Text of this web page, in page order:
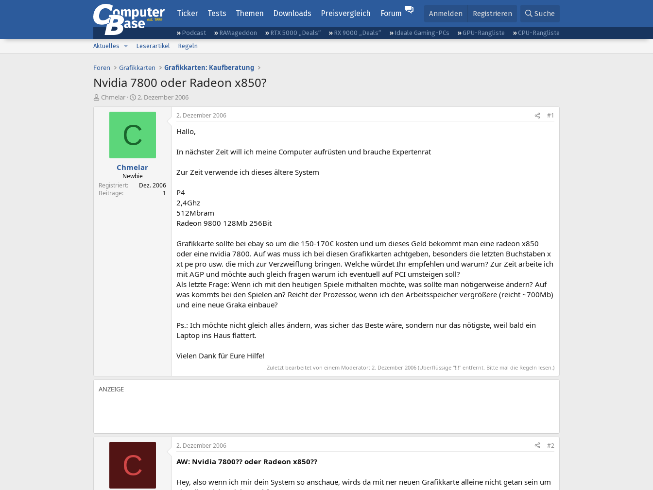
Ticker Tests Themen Downloads Preisvergleich Forum Anmelden Registrieren Suche
Podcast RAMageddon RTX 5000 „Deals“ RX 9000 „Deals“ Ideale Gaming-PCs GPU-Rangliste
CPU-Rangliste
Aktuelles
Leserartikel Regeln
Foren Grafikkarten Grafikkarten: Kaufberatung
Nvidia 7800 oder Radeon x850?
E
Chmelar
E
s
e
l
t
a
m
2. Dezember 2006
C
Chmelar
Newbie
Registriert
Dez. 2006
Beiträge
1
2. Dezember 2006 #1
Hallo,
In nächster Zeit will ich meine Computer aufrüsten und brauche Expertenrat
Zur Zeit verwende ich dieses ältere System
P4
2,4Ghz
512Mbram
Radeon 9800 128Mb 256Bit
Grafikkarte sollte bei ebay so um die 150-170€ kosten und um dieses Geld bekommt man eine radeon x850
oder eine nvidia 7800. Auf was muss ich bei diesen Grafikkarten achtgeben, besonders die letzten Buchstaben x
xt pe pro usw. die mich zur Verzweiflung bringen. Welche würdet Ihr empfehlen und warum? Zur Zeit arbeite ich
mit AGP und möchte auch gleich fragen warum ich eventuell auf PCI umsteigen soll?
Als letzte Frage: Wenn ich mit den heutigen Spiele mithalten möchte, was sollte man nötigerweise ändern? Auf
was kommts bei den Spielen an? Reicht der Prozessor, wenn ich den Arbeitsspeicher vergrößere (reicht ~700Mb)
und eine neue Graka einbaue?
Ps.: Ich möchte nicht gleich alles ändern, was sicher das Beste wäre, sondern nur das nötigste, weil bald ein
Laptop ins Haus flattert.
Vielen Dank für Eure Hilfe!
Zuletzt bearbeitet von einem Moderator: 2. Dezember 2006 (Überflüssige "!!!" entfernt. Bitte mal die Regeln lesen.)
C
2. Dezember 2006 #2
AW: Nvidia 7800?? oder Radeon x850??
Hey, also wenn ich mir dein System so anschaue, wirds da mit ner neuen Grafikkarte alleine nicht getan sein um